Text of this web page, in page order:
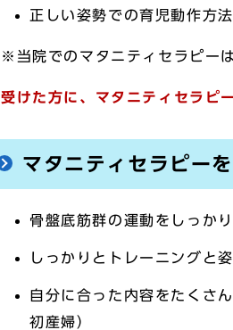
正しい姿勢での育児動作方法
※当院でのマタニティセラピー
受けた方に、マタニティセラピ
マタニティセラピー
骨盤底筋群の運動をしっか
しっかりとトレーニングと
自分に合った内容をたくさ
初産婦）